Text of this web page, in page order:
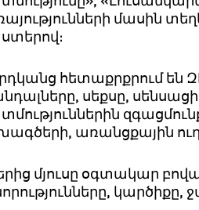
մասին
։
հետաքրքրում են
, սեքսը,
, առանցքային
մյուսը օգտակար
, կարծիքը,